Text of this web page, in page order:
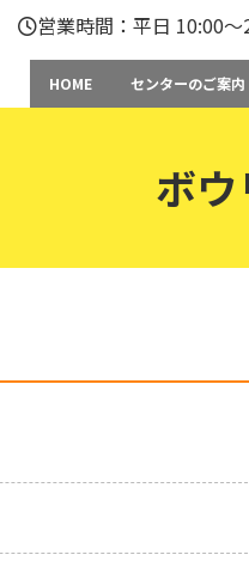
営業時間：平日 10:00
HOME センターのご案内
ボ